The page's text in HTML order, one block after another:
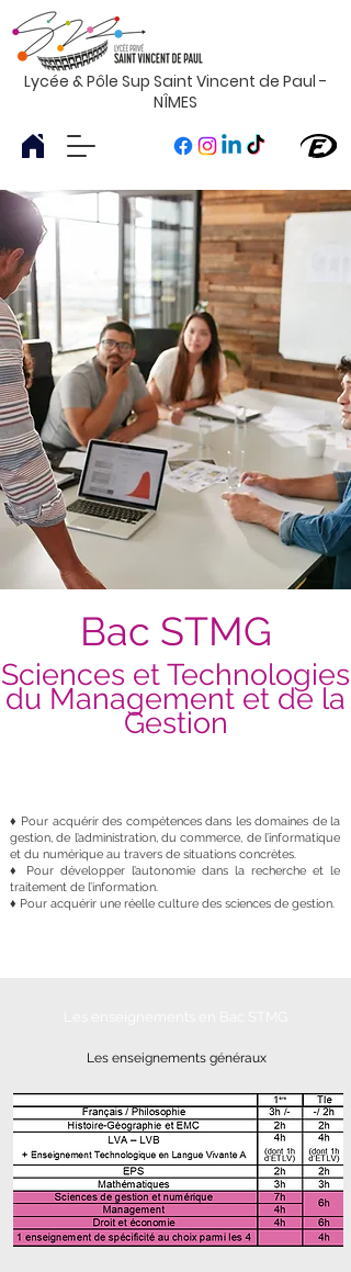
Lycée & Pôle Sup Saint Vincent de Paul -
NÎMES
Bac STMG
Sciences et Technologies
du Management et de la
Gestion
Pourquoi choisir un Bac STMG ?
♦ Pour acquérir des compétences dans les domaines de la
gestion, de l’administration, du commerce, de l’informatique
et du numérique au travers de situations concrètes.
♦ Pour développer l’autonomie dans la recherche et le
traitement de l’information.
♦ Pour acquérir une réelle culture des sciences de gestion.
Les enseignements généraux